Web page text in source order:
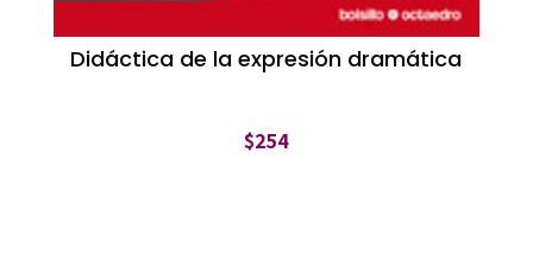
Didáctica de la expresión dramática
$254